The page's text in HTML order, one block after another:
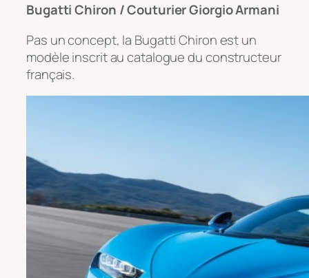
Bugatti Chiron / Couturier Giorgio Armani
Pas un concept, la Bugatti Chiron est un
modèle inscrit au catalogue du constructeur
français.